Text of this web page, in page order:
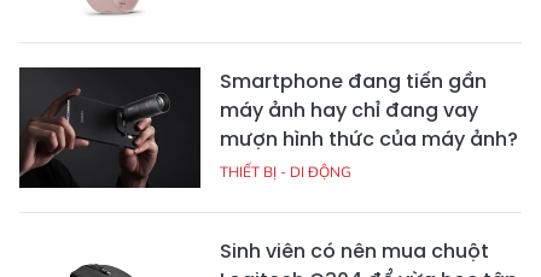
Smartphone đang tiến gần
máy ảnh hay chỉ đang vay
mượn hình thức của máy ảnh?
THIẾT BỊ - DI ĐỘNG
Sinh viên có nên mua chuột